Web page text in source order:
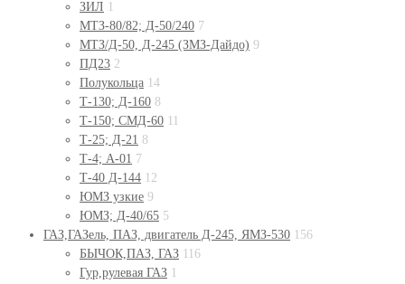
ЗИЛ 1
МТЗ-80/82; Д-50/240 7
МТЗ/Д-50, Д-245 (ЗМЗ-Дайдо) 9
ПД23 2
Полукольца 14
Т-130; Д-160 8
Т-150; СМД-60 11
Т-25; Д-21 8
Т-4; А-01 7
Т-40 Д-144 12
ЮМЗ узкие 9
ЮМЗ; Д-40/65 5
ГАЗ,ГАЗель, ПАЗ, двигатель Д-245, ЯМЗ-530 156
БЫЧОК,ПАЗ, ГАЗ 116
Гур,рулевая ГАЗ 1